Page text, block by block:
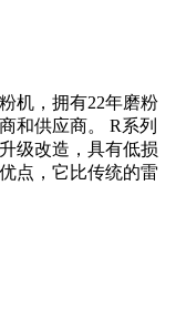
机，拥有22年磨粉
和供应商。 R系列
级改造，具有低损
点，它比传统的雷